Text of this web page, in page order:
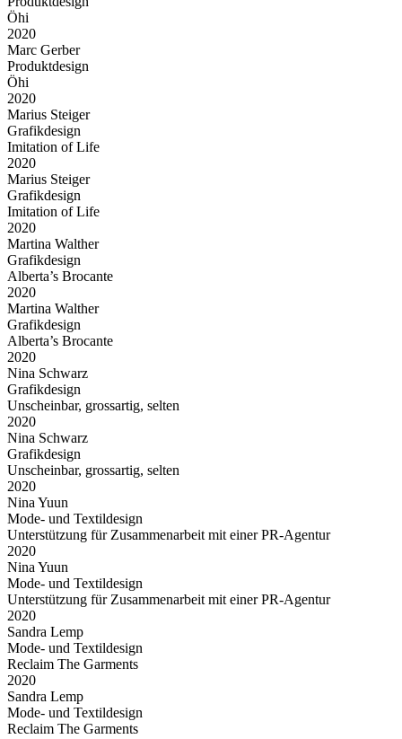
Öhi
2020
Marc Gerber
Produktdesign
Öhi
2020
Marius Steiger
Grafikdesign
Imitation of Life
2020
Marius Steiger
Grafikdesign
Imitation of Life
2020
Martina Walther
Grafikdesign
Alberta’s Brocante
2020
Martina Walther
Grafikdesign
Alberta’s Brocante
2020
Nina Schwarz
Grafikdesign
Unscheinbar, grossartig, selten
2020
Nina Schwarz
Grafikdesign
Unscheinbar, grossartig, selten
2020
Nina Yuun
Mode- und Textildesign
Unterstützung für Zusammenarbeit mit einer PR-Agentur
2020
Nina Yuun
Mode- und Textildesign
Unterstützung für Zusammenarbeit mit einer PR-Agentur
2020
Sandra Lemp
Mode- und Textildesign
Re­claim The Gar­ments
2020
Sandra Lemp
Mode- und Textildesign
Re­claim The Gar­ments